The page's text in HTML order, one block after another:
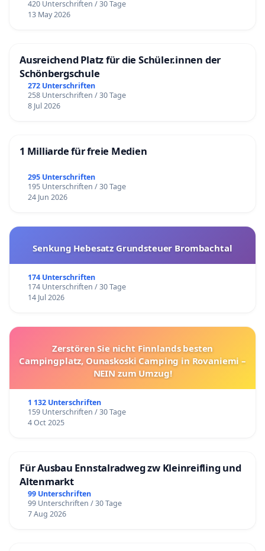
420 Unterschriften / 30 Tage
13 May 2026
Ausreichend Platz für die Schüler.innen der
Schönbergschule
272 Unterschriften
258 Unterschriften / 30 Tage
8 Jul 2026
1 Milliarde für freie Medien
295 Unterschriften
195 Unterschriften / 30 Tage
24 Jun 2026
Senkung Hebesatz Grundsteuer Brombachtal
174 Unterschriften
174 Unterschriften / 30 Tage
14 Jul 2026
Zerstören Sie nicht Finnlands besten
Campingplatz, Ounaskoski Camping in Rovaniemi –
NEIN zum Umzug!
1 132 Unterschriften
159 Unterschriften / 30 Tage
4 Oct 2025
Für Ausbau Ennstalradweg zw Kleinreifling und
Altenmarkt
99 Unterschriften
99 Unterschriften / 30 Tage
7 Aug 2026